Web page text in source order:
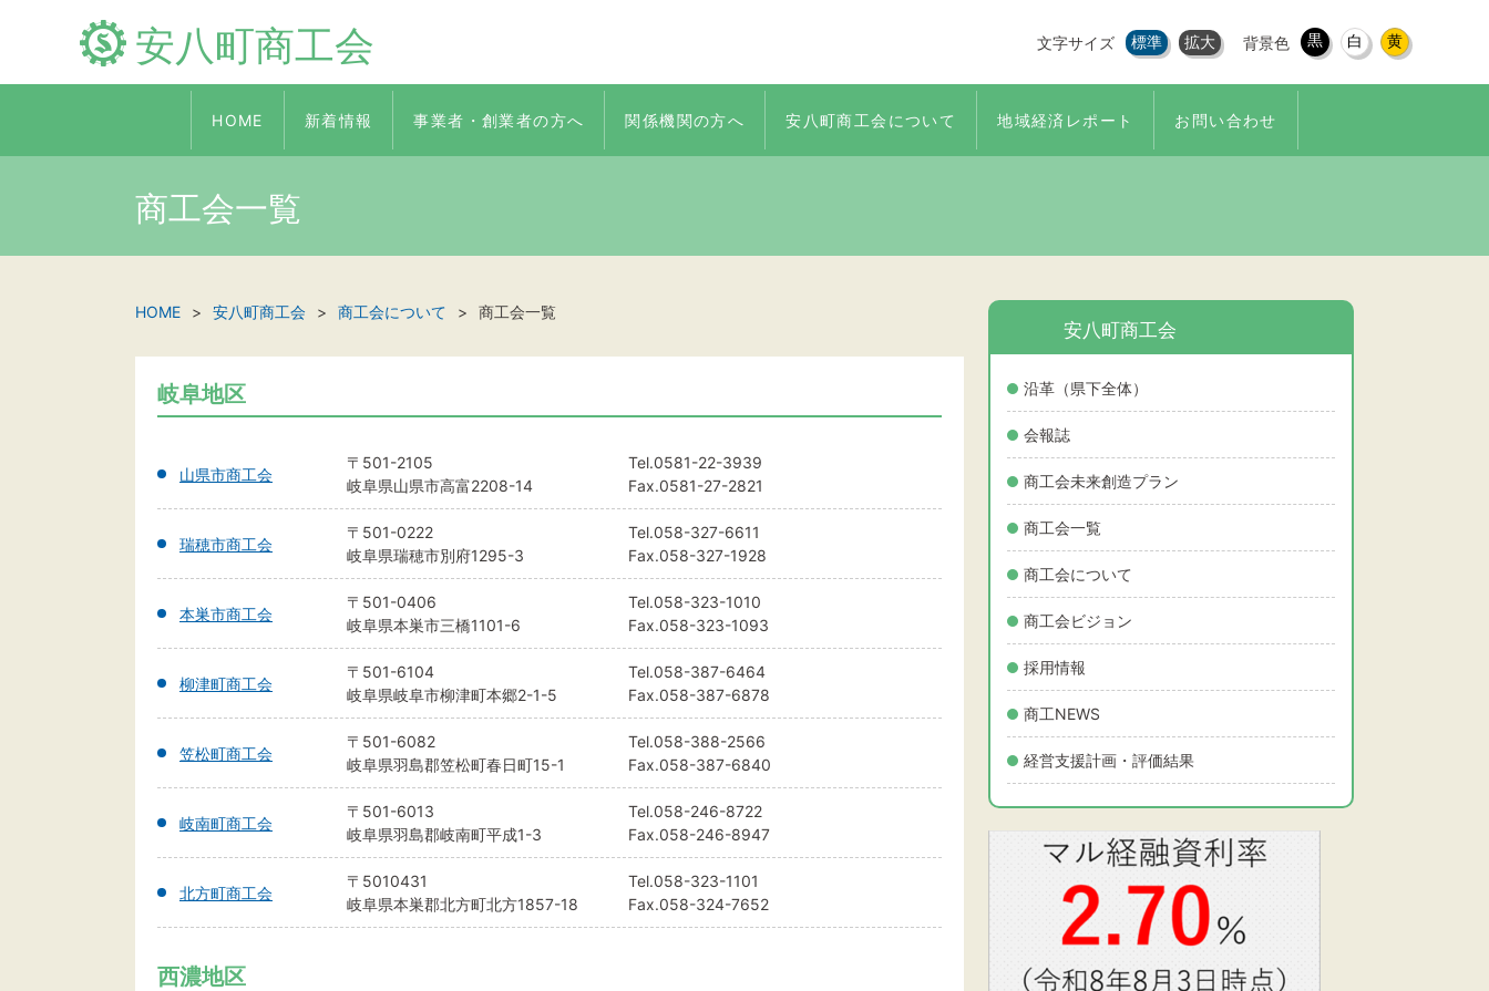
安八町商工会 文字サイズ 標準 拡大 背景色 黒 白 黄
HOME 新着情報 事業者・創業者の方へ 関係機関の方へ 安八町商工会について 地域経済レポート お問い合わせ
商工会一覧
安八町商工会
沿革（県下全体）
会報誌
商工会未来創造プラン
商工会一覧
商工会について
商工会ビジョン
採用情報
商工NEWS
経営支援計画・評価結果
HOME 安八町商工会 商工会について 商工会一覧
岐阜地区
山県市商工会
〒501-2105
岐阜県山県市高富2208-14
Tel.0581-22-3939
Fax.0581-27-2821
瑞穂市商工会
〒501-0222
岐阜県瑞穂市別府1295-3
Tel.058-327-6611
Fax.058-327-1928
本巣市商工会
〒501-0406
岐阜県本巣市三橋1101-6
Tel.058-323-1010
Fax.058-323-1093
柳津町商工会
〒501-6104
岐阜県岐阜市柳津町本郷2-1-5
Tel.058-387-6464
Fax.058-387-6878
笠松町商工会
〒501-6082
岐阜県羽島郡笠松町春日町15-1
Tel.058-388-2566
Fax.058-387-6840
岐南町商工会
〒501-6013
岐阜県羽島郡岐南町平成1-3
Tel.058-246-8722
Fax.058-246-8947
北方町商工会
〒5010431
岐阜県本巣郡北方町北方1857-18
Tel.058-323-1101
Fax.058-324-7652
西濃地区